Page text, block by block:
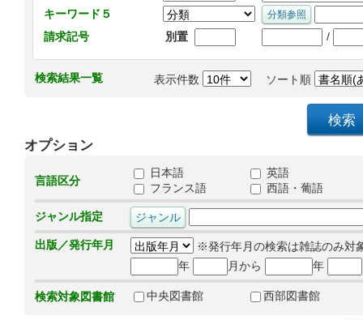
キーワード５
請求記号
別置 /
検索結果一覧 表示件数 ソート順
オプション
言語区分
日本語
英語
フランス語
西語・葡語
ジャンル指定
出版／発行年月
※発行年月の検索は雑誌のみ対
年
月から 年
検索対象図書館 中央図書館 西部図書館